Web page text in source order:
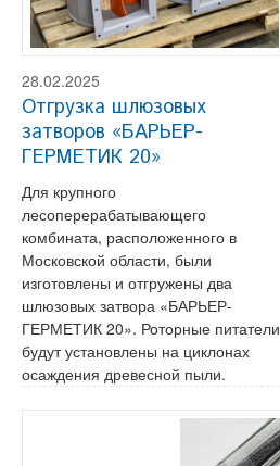
28.02.2025
Отгрузка шлюзовых
затворов «БАРЬЕР-
ГЕРМЕТИК 20»
Для крупного
лесоперерабатывающего
комбината, расположенного в
Московской области, были
изготовлены и отгружены два
шлюзовых затвора «БАРЬЕР-
ГЕРМЕТИК 20». Роторные питатели
будут установлены на циклонах
осаждения древесной пыли.